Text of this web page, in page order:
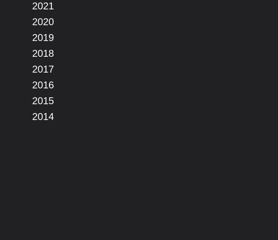
2021
2020
2019
2018
2017
2016
2015
2014